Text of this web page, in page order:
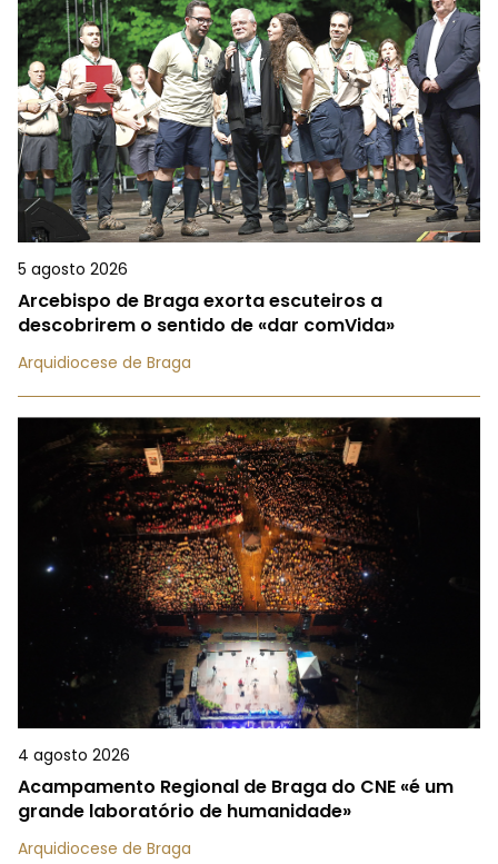
5 agosto 2026
Arcebispo de Braga exorta escuteiros a
descobrirem o sentido de «dar comVida»
Arquidiocese de Braga
4 agosto 2026
Acampamento Regional de Braga do CNE «é um
grande laboratório de humanidade»
Arquidiocese de Braga